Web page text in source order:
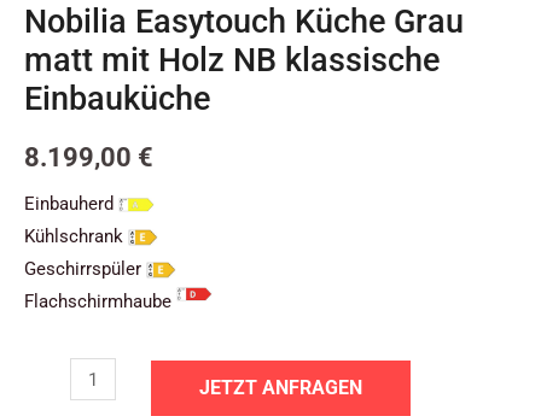
Nobilia Easytouch Küche Grau
matt mit Holz NB klassische
Einbauküche
8.199,00 €
Einbauherd
Kühlschrank
Geschirrspüler
Flachschirmhaube
JETZT ANFRAGEN